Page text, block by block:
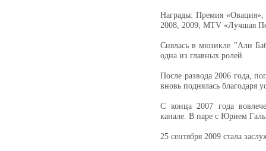
Награды: Премия «Овация»,
2008, 2009; MTV «Лучшая
Снялась в мюзикле "Али
одна из главных ролей.
После развода 2006 года,
вновь поднялась благодаря
С конца 2007 года
канале. В паре с Юрием
25 сентября 2009 стала